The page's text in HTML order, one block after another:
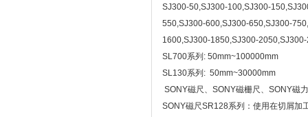
SJ300-50,SJ300-100,SJ300-
550,SJ300-600,SJ300-650,SJ300-
1600,SJ300-1850,SJ300-
SL700系列: 50mm~100000mm
SL130系列: 50mm~30000mm
SONY磁尺、SONY磁栅尺、SONY磁
SONY磁尺SR128系列：使用在切屑加